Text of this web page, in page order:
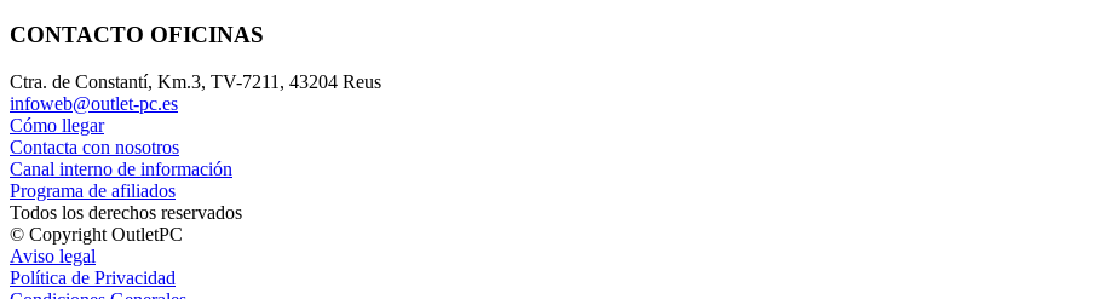
CONTACTO OFICINAS
Ctra. de Constantí, Km.3, TV-7211, 43204 Reus
infoweb@outlet-pc.es
Cómo llegar
Contacta con nosotros
Canal interno de información
Programa de afiliados
Todos los derechos reservados
© Copyright OutletPC
Aviso legal
Política de Privacidad